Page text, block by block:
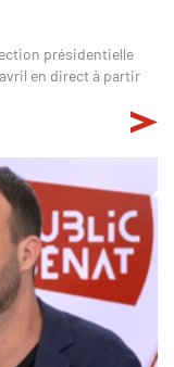
présidentielle
en direct à partir